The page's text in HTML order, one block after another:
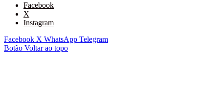
Facebook
X
Instagram
Facebook X WhatsApp Telegram
Botão Voltar ao topo